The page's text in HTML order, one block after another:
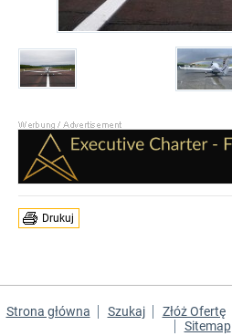
Drukuj
Strona główna Szukaj Złóż Ofertę
Sitemap